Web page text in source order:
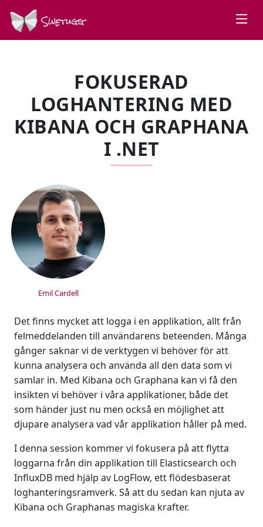
Swetugg
FOKUSERAD
LOGHANTERING MED
KIBANA OCH GRAPHANA
I .NET
SPEAKERS
Emil Cardell
Det finns mycket att logga i en applikation, allt från
felmeddelanden till användarens beteenden. Många
gånger saknar vi de verktygen vi behöver för att
kunna analysera och använda all den data som vi
samlar in. Med Kibana och Graphana kan vi få den
insikten vi behöver i våra applikationer, både det
som händer just nu men också en möjlighet att
djupare analysera vad vår applikation håller på med.
I denna session kommer vi fokusera på att flytta
loggarna från din applikation till Elasticsearch och
InfluxDB med hjälp av LogFlow, ett flödesbaserat
loghanteringsramverk. Så att du sedan kan njuta av
Kibana och Graphanas magiska krafter.